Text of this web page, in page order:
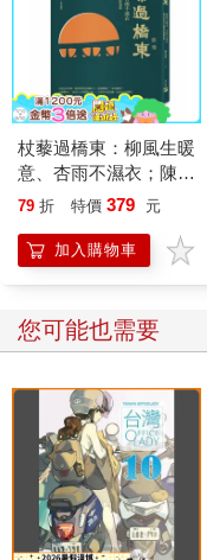
杖藜過橋東：柳風生暖
意、杏雨不濕衣；陳亮
恭談以心轉境的適齡漫
79 折 特價 379 元
加入購物車
您可能也需要